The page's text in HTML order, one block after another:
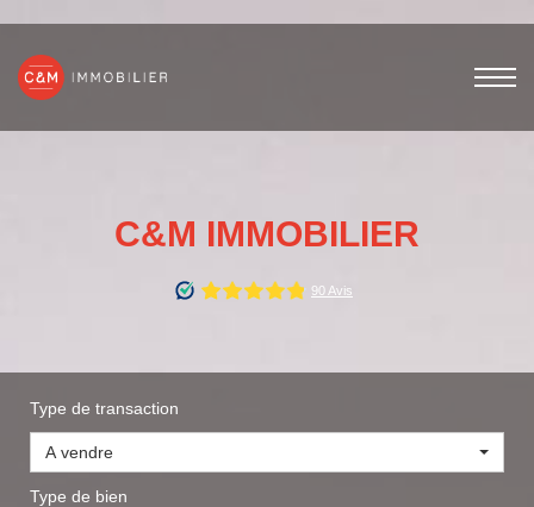
C&M IMMOBILIER
Type de transaction
A vendre
Type de bien